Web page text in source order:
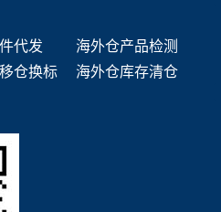
代发
海外仓产品检测
仓换标 海外仓库存清仓